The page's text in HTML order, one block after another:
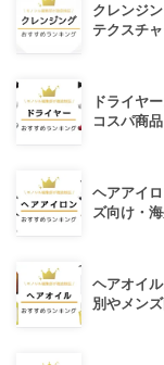
クレンジ
テクスチ
ドライヤ
コスパ商品
ヘアアイ
ズ向け・
ヘアオイ
別やメンズ